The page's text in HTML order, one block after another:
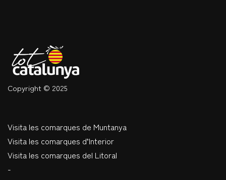
Copyright © 2025
Visita les comarques de Muntanya
Visita les comarques d’Interior
Visita les comarques del Litoral
-